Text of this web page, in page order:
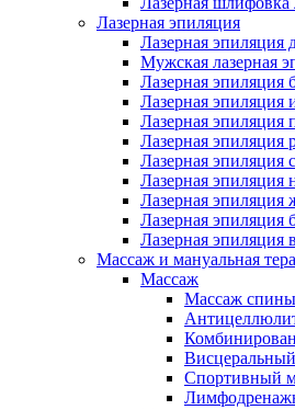
Лазерная эпиляция
Лазерная эпиляция
Мужская лазерная
Лазерная эпиляция
Лазерная эпиляция
Лазерная
Лазерная эпиляция
Лазерная эпиляция
Лазерная эпиляция
Лазерная эпиляция
Лазерная эпиляция
Лазерная эпиляция
Массаж и мануальная
Массаж
Массаж спины
Спортивный